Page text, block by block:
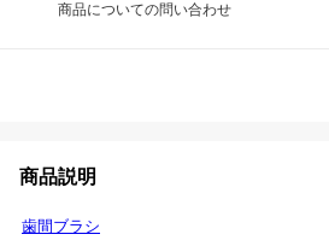
商品についての問い合わせ
商品説明
歯間ブラシ